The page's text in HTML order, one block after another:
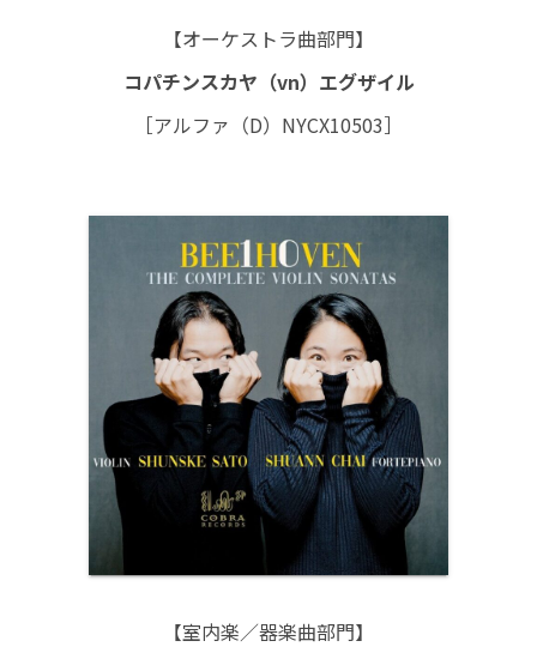
【オーケストラ曲部門】
コパチンスカヤ（vn）エグザイル
［アルファ（D）NYCX10503］
【室内楽／器楽曲部門】